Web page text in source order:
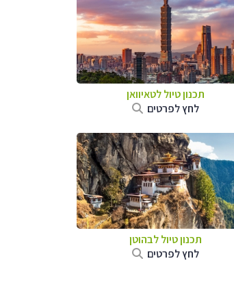
תכנון טיוללטאיוואן
לחץ לפרטים
תכנון טיול לבהוטן
לחץ לפרטים